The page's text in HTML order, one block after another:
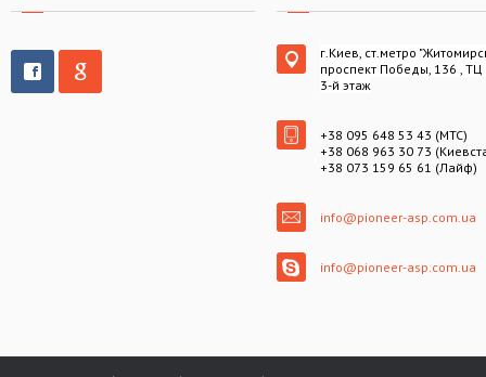
г.Киев, ст.метро
проспект Победы, 136 , ТЦ
3-й этаж
+38 095 648 53 43 (МТС)
+38 068 963 30 73
+38 073 159 65 61 (Лайф)
info@pioneer-asp.com.ua
info@pioneer-asp.com.ua